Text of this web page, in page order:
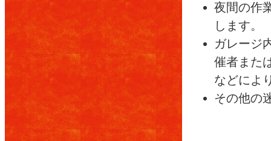
夜間の作
します。
ガレージ
催者また
などによ
その他の